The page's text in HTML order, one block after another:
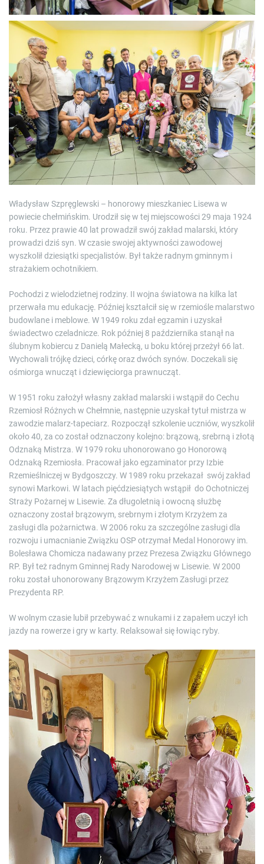
Władysław Szpręglewski – honorowy mieszkaniec Lisewa w
powiecie chełmińskim. Urodził się w tej miejscowości 29 maja 1924
roku. Przez prawie 40 lat prowadził swój zakład malarski, który
prowadzi dziś syn. W czasie swojej aktywności zawodowej
wyszkolił dziesiątki specjalistów. Był także radnym gminnym i
strażakiem ochotnikiem.
Pochodzi z wielodzietnej rodziny. II wojna światowa na kilka lat
przerwała mu edukację. Później kształcił się w rzemiośle malarstwo
budowlane i meblowe. W 1949 roku zdał egzamin i uzyskał
świadectwo czeladnicze. Rok później 8 października stanął na
ślubnym kobiercu z Danielą Małecką, u boku której przeżył 66 lat.
Wychowali trójkę dzieci, córkę oraz dwóch synów. Doczekali się
ośmiorga wnucząt i dziewięciorga prawnucząt.
W 1951 roku założył własny zakład malarski i wstąpił do Cechu
Rzemiosł Różnych w Chełmnie, następnie uzyskał tytuł mistrza w
zawodzie malarz-tapeciarz. Rozpoczął szkolenie uczniów, wyszkolił
około 40, za co został odznaczony kolejno: brązową, srebrną i złotą
Odznaką Mistrza. W 1979 roku uhonorowano go Honorową
Odznaką Rzemiosła. Pracował jako egzaminator przy Izbie
Rzemieślniczej w Bydgoszczy. W 1989 roku przekazał swój zakład
synowi Markowi. W latach pięćdziesiątych wstąpił do Ochotniczej
Straży Pożarnej w Lisewie. Za długoletnią i owocną służbę
oznaczony został brązowym, srebrnym i złotym Krzyżem za
zasługi dla pożarnictwa. W 2006 roku za szczególne zasługi dla
rozwoju i umacnianie Związku OSP otrzymał Medal Honorowy im.
Bolesława Chomicza nadawany przez Prezesa Związku Głównego
RP. Był też radnym Gminnej Rady Narodowej w Lisewie. W 2000
roku został uhonorowany Brązowym Krzyżem Zasługi przez
Prezydenta RP.
W wolnym czasie lubił przebywać z wnukami i z zapałem uczył ich
jazdy na rowerze i gry w karty. Relaksował się łowiąc ryby.